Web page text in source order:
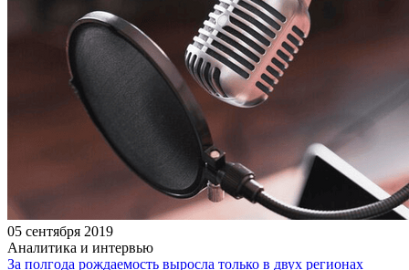
05 сентября 2019
Аналитика и интервью
За полгода рождаемость выросла только в двух регионах